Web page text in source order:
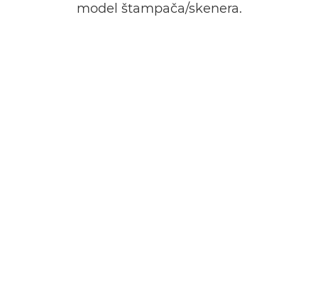
model štampača/skenera.